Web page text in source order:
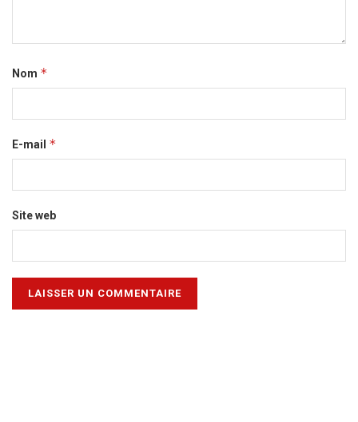
Nom *
E-mail *
Site web